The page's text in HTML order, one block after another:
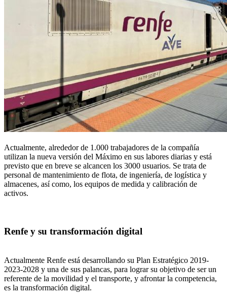
Actualmente, alrededor de 1.000 trabajadores de la compañía
utilizan la nueva versión del Máximo en sus labores diarias y está
previsto que en breve se alcancen los 3000 usuarios. Se trata de
personal de mantenimiento de flota, de ingeniería, de logística y
almacenes, así como, los equipos de medida y calibración de
activos.
Renfe y su transformación digital
Actualmente Renfe está desarrollando su Plan Estratégico 2019-
2023-2028 y una de sus palancas, para lograr su objetivo de ser un
referente de la movilidad y el transporte, y afrontar la competencia,
es la transformación digital.